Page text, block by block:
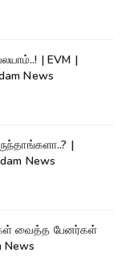
| EVM |
News
|
News
வைத்த பேனர்கள்
News